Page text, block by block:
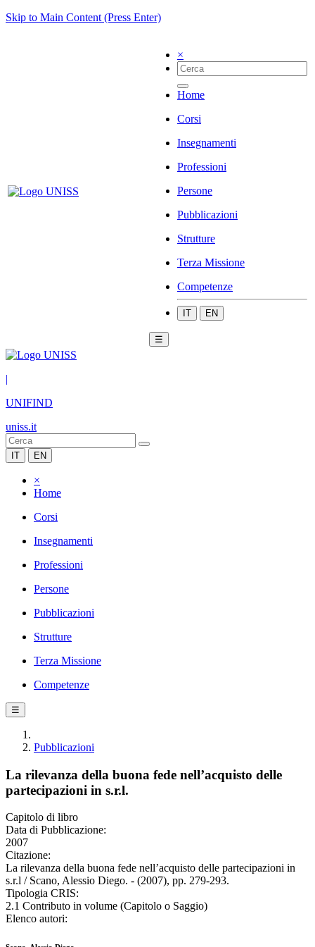
Skip to Main Content (Press Enter)
×
Home
Corsi
Insegnamenti
Professioni
Persone
Pubblicazioni
Strutture
Terza Missione
Competenze
IT EN
☰
|
UNIFIND
uniss.it
IT EN
×
Home
Corsi
Insegnamenti
Professioni
Persone
Pubblicazioni
Strutture
Terza Missione
Competenze
☰
Pubblicazioni
La rilevanza della buona fede nell’acquisto delle
partecipazioni in s.r.l.
Capitolo di libro
Data di Pubblicazione:
2007
Citazione:
La rilevanza della buona fede nell’acquisto delle partecipazioni in
s.r.l / Scano, Alessio Diego. - (2007), pp. 279-293.
Tipologia CRIS:
2.1 Contributo in volume (Capitolo o Saggio)
Elenco autori: